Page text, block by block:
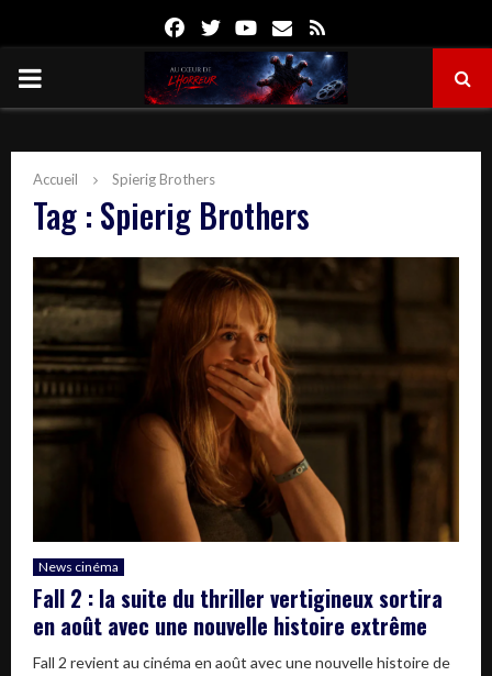
FacebookTwitterYoutube
Email
PRIMARY
Accueil Spierig Brothers
Tag : Spierig Brothers
News cinéma
Fall 2 : la suite du thriller vertigineux sortira
en août avec une nouvelle histoire extrême
Fall 2 revient au cinéma en août avec une nouvelle histoire de